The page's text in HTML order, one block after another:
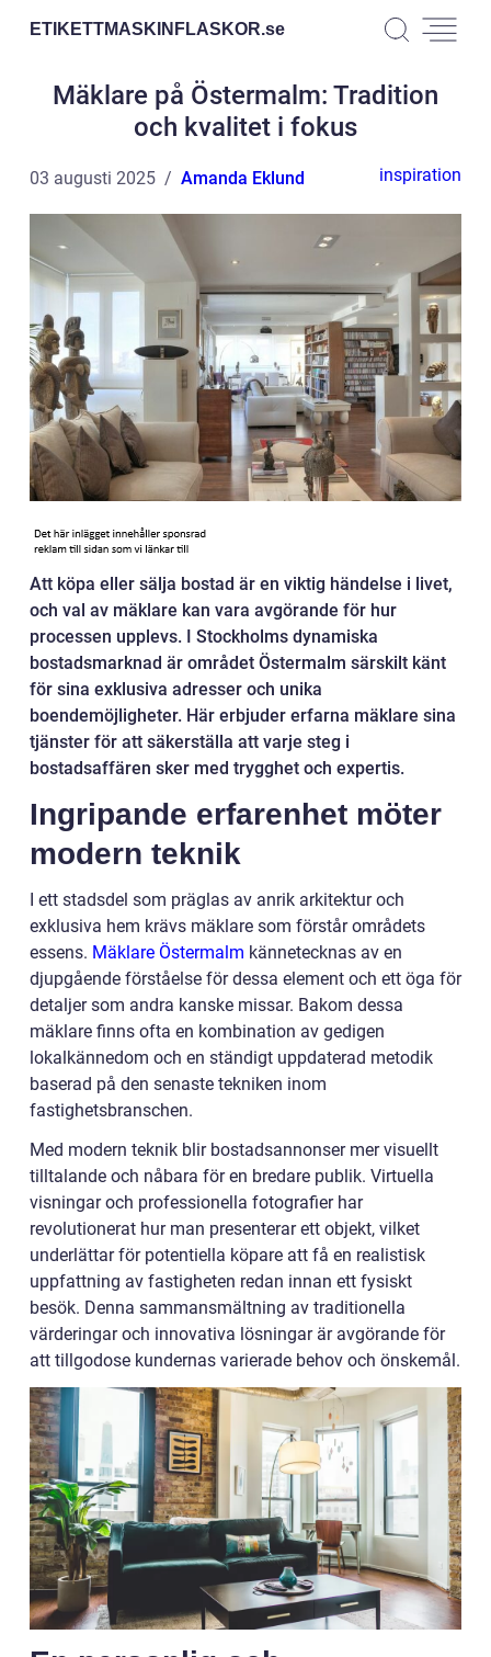
ETIKETTMASKINFLASKOR.se
Mäklare på Östermalm: Tradition
och kvalitet i fokus
03 augusti 2025 Amanda Eklund inspiration
Att köpa eller sälja bostad är en viktig händelse i livet,
och val av mäklare kan vara avgörande för hur
processen upplevs. I Stockholms dynamiska
bostadsmarknad är området Östermalm särskilt känt
för sina exklusiva adresser och unika
boendemöjligheter. Här erbjuder erfarna mäklare sina
tjänster för att säkerställa att varje steg i
bostadsaffären sker med trygghet och expertis.
Ingripande erfarenhet möter
modern teknik
I ett stadsdel som präglas av anrik arkitektur och
exklusiva hem krävs mäklare som förstår områdets
essens. Mäklare Östermalm kännetecknas av en
djupgående förståelse för dessa element och ett öga för
detaljer som andra kanske missar. Bakom dessa
mäklare finns ofta en kombination av gedigen
lokalkännedom och en ständigt uppdaterad metodik
baserad på den senaste tekniken inom
fastighetsbranschen.
Med modern teknik blir bostadsannonser mer visuellt
tilltalande och nåbara för en bredare publik. Virtuella
visningar och professionella fotografier har
revolutionerat hur man presenterar ett objekt, vilket
underlättar för potentiella köpare att få en realistisk
uppfattning av fastigheten redan innan ett fysiskt
besök. Denna sammansmältning av traditionella
värderingar och innovativa lösningar är avgörande för
att tillgodose kundernas varierade behov och önskemål.